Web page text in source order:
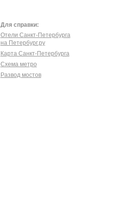
Для справки:
Отели Санкт-Петербурга
на Петербург.ру
Карта Санкт-Петербурга
Схема метро
Развод мостов